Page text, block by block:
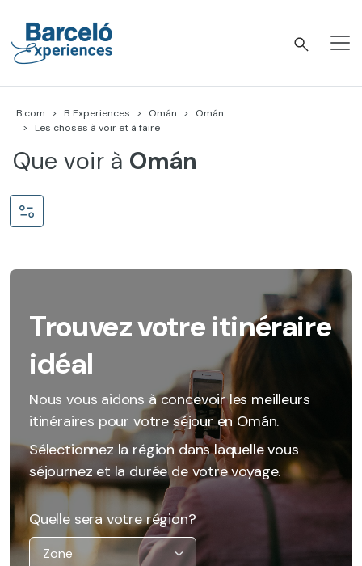
contenu
B.com B Experiences Omán
Omán
Les choses à voir et à faire
Que voir à Omán
Trouvez votre itinéraire
idéal
Nous vous aidons à concevoir les meilleurs
itinéraires pour votre séjour en Omán.
Sélectionnez la région dans laquelle vous
séjournez et la durée de votre voyage.
Quelle sera votre région?